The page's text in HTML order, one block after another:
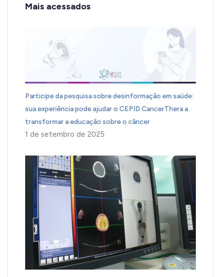
Mais acessados
Participe da pesquisa sobre desinformação em saúde:
sua experiência pode ajudar o CEPID CancerThera a
transformar a educação sobre o câncer
1 de setembro de 2025